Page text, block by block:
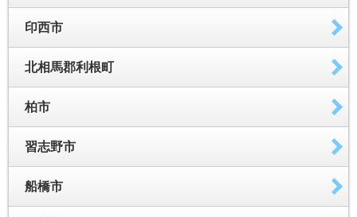
印西市
北相馬郡利根町
柏市
習志野市
船橋市